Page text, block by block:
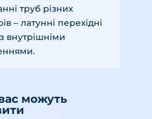
труб різних
– латунні перехідні
внутрішніми
можуть